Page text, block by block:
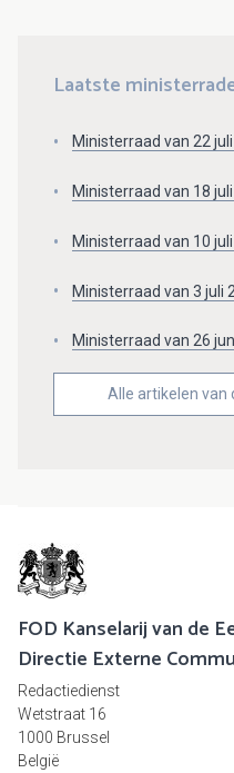
Laatste
Ministerraad van 22
Ministerraad van 18
Ministerraad van 10
Ministerraad van 3 juli
Ministerraad van 26
Alle artikelen van
FOD Kanselarij van de
Directie Externe
Redactiedienst
Wetstraat 16
1000 Brussel
België